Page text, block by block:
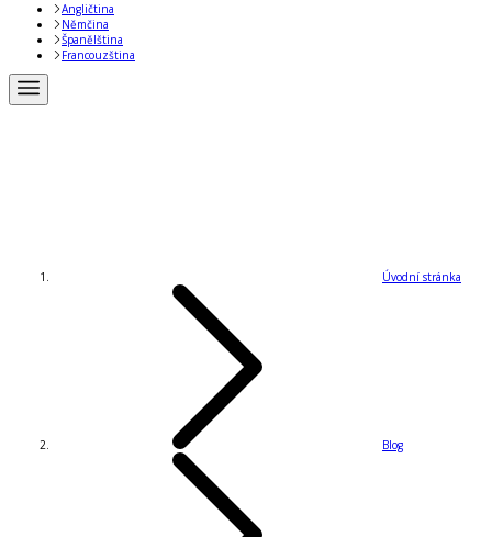
Angličtina
Němčina
Španělština
Francouzština
Úvodní stránka
Blog